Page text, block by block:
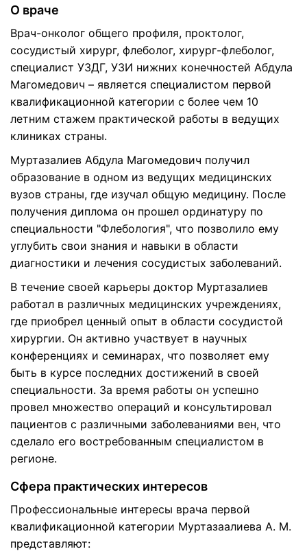
О враче
Врач-онколог общего профиля, проктолог,
сосудистый хирург, флеболог, хирург-флеболог,
специалист УЗДГ, УЗИ нижних конечностей Абдула
Магомедович – является специалистом первой
квалификационной категории с более чем 10
летним стажем практической работы в ведущих
клиниках страны.
Муртазалиев Абдула Магомедович получил
образование в одном из ведущих медицинских
вузов страны, где изучал общую медицину. После
получения диплома он прошел ординатуру по
специальности "Флебология", что позволило ему
углубить свои знания и навыки в области
диагностики и лечения сосудистых заболеваний.
В течение своей карьеры доктор Муртазалиев
работал в различных медицинских учреждениях,
где приобрел ценный опыт в области сосудистой
хирургии. Он активно участвует в научных
конференциях и семинарах, что позволяет ему
быть в курсе последних достижений в своей
специальности. За время работы он успешно
провел множество операций и консультировал
пациентов с различными заболеваниями вен, что
сделало его востребованным специалистом в
регионе.
Сфера практических интересов
Профессиональные интересы врача первой
квалификационной категории Муртазаалиева А. М.
представляют: